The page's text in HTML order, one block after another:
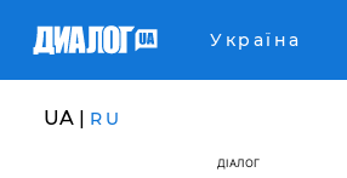
Україна
UA | RU
ДІАЛОГ